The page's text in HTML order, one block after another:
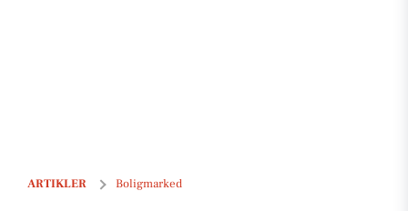
ARTIKLER Boligmarked
Top 6 over dyreste boliger til salg i Skødstrup. Priser op til